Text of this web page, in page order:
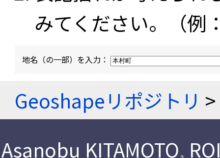
みてください。（例
地名（の一部）を入力：
Geoshapeリポジトリ >
Asanobu KITAMOTO,